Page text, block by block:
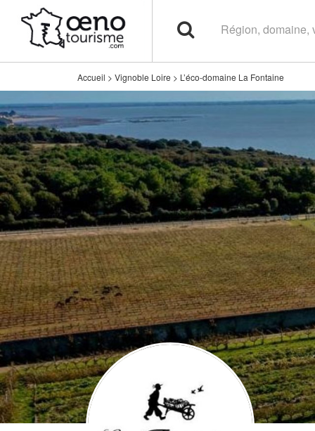
Accueil > Vignoble Loire > L’éco-domaine La Fontaine